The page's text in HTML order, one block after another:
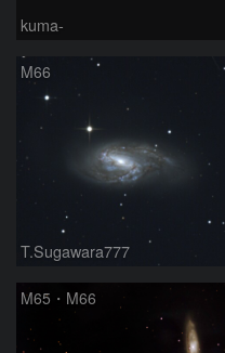
kuma-
M66
T.Sugawara777
M65・M66